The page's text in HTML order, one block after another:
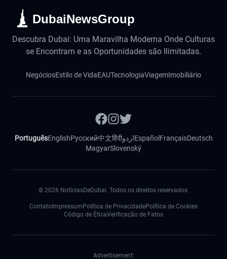
DubaiNewsGroup
Descubra Dubai: Uma Maravilha Moderna Onde Culturas
se Encontram e as Oportunidades são Ilimitadas.
NegóciosEstilo de VidaEAUTecnologiaViagemImobiliário
PortuguêsEnglishРусский中文हिंदीاردوEspañol FrançaisDeutsch
MagyarSlovenský
© 2026 NotíciasDeDubai. Todos os direitos reservados.
Contato Impressum Política de PrivacidadePolítica de Cookies
Código de ÉticaVerificação de Fatos
Advertisement: